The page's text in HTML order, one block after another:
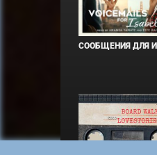
СООБЩЕНИЯ ДЛЯ